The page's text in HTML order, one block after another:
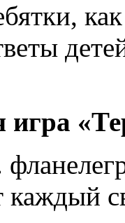
игра